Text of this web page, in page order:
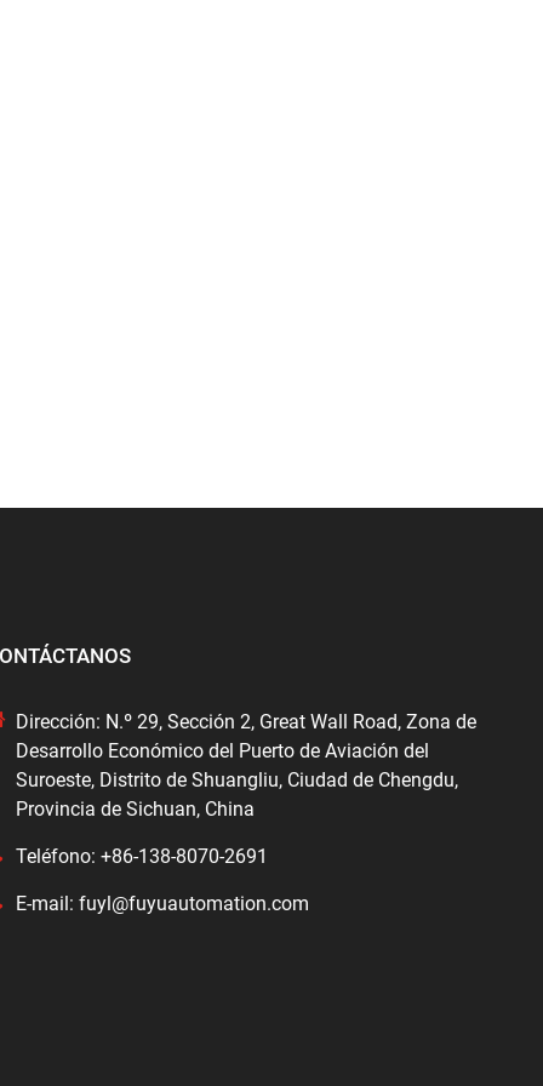
Dirección: N.º 29, Sección 2, Great Wall Road, Zona de
Desarrollo Económico del Puerto de Aviación del
Suroeste, Distrito de Shuangliu, Ciudad de Chengdu,
Provincia de Sichuan, China
Teléfono: +86-138-8070-2691
E-mail: fuyl@fuyuautomation.com